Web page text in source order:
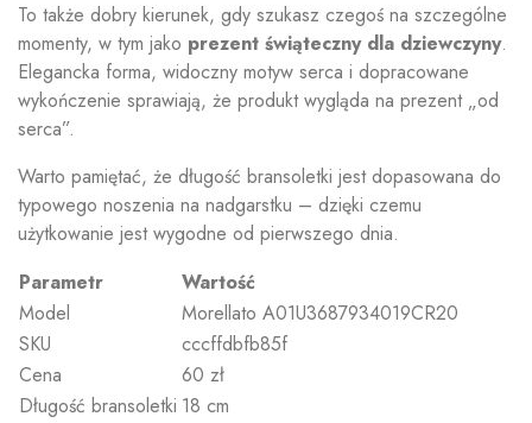
To także dobry kierunek, gdy szukasz czegoś na szczególne
momenty, w tym jako prezent świąteczny dla dziewczyny.
Elegancka forma, widoczny motyw serca i dopracowane
wykończenie sprawiają, że produkt wygląda na prezent „od
serca”.
Warto pamiętać, że długość bransoletki jest dopasowana do
typowego noszenia na nadgarstku – dzięki czemu
użytkowanie jest wygodne od pierwszego dnia.
Parametr
Wartość
Model
Morellato A01U3687934019CR20
SKU
cccffdbfb85f
Cena
60 zł
Długość bransoletki 18 cm